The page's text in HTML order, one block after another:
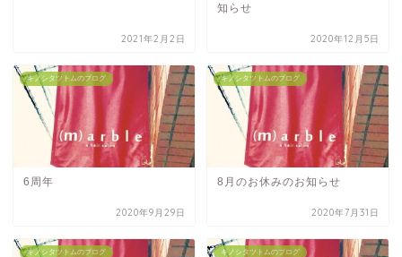
2021年2月2日
知らせ
2020年12月5日
キノシタツトムのブログ
6周年
2020年9月29日
キノシタツトムのブログ
8月のお休みのお知らせ
2020年7月31日
キノシタツトムのブログ キノシタツトムのブログ